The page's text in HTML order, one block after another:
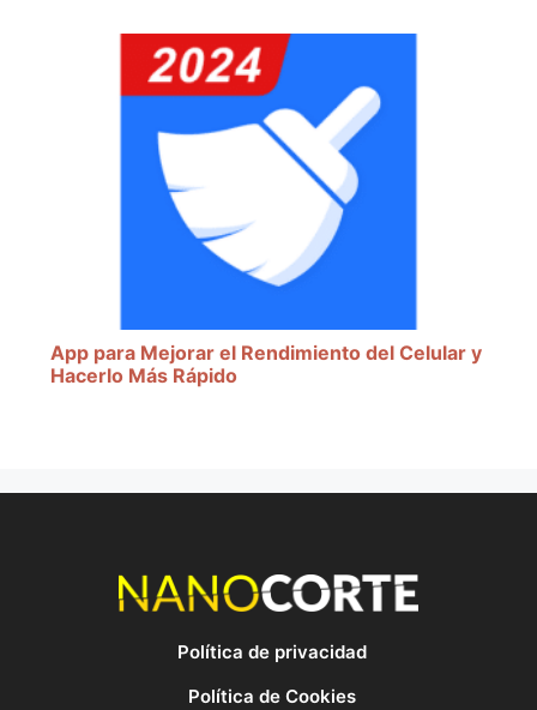
App para Mejorar el Rendimiento del Celular y
Hacerlo Más Rápido
Política de privacidad
Política de Cookies